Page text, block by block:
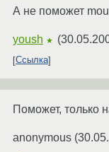
А не поможет
yoush ★ (
Ссылка
Поможет, только
anonymous (